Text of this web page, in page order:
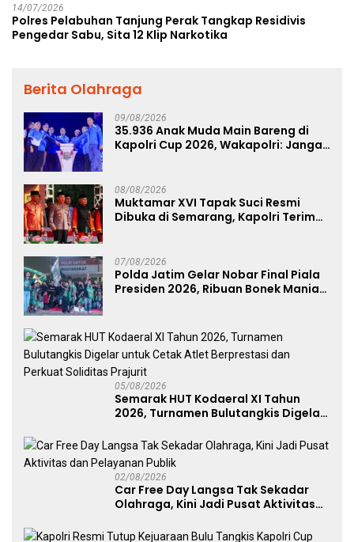
14/07/2026
Polres Pelabuhan Tanjung Perak Tangkap Residivis
Pengedar Sabu, Sita 12 Klip Narkotika
Berita Olahraga
09/08/2026
35.936 Anak Muda Main Bareng di
Kapolri Cup 2026, Wakapolri: Jangan
08/08/2026
Muktamar XVI Tapak Suci Resmi
Dibuka di Semarang, Kapolri Terima
07/08/2026
Polda Jatim Gelar Nobar Final Piala
Presiden 2026, Ribuan Bonek Mania
05/08/2026
Semarak HUT Kodaeral XI Tahun
2026, Turnamen Bulutangkis Digelar
Perkuat Soliditas Prajurit
02/08/2026
Car Free Day Langsa Tak Sekadar
Olahraga, Kini Jadi Pusat Aktivitas